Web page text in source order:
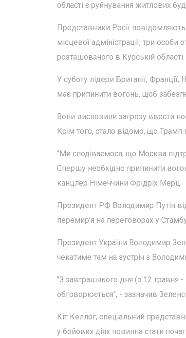
області є руйнування житлових
Представники Росії
місцевої адміністрації, три
розташованого в Курській області.
У суботу лідери Британії,
має припинити вогонь, щоб
Вони висловили загрозу ввести
Крім того, стало відомо, що Трамп
"Ми сподіваємося, що Москва
Спершу необхідно припинити
канцлер Німеччини Фрідріх Мерц.
Президент РФ Володимир Путін
перемир'я на переговорах у
Президент України Володимир
чекатиме там на зустріч з
"З завтрашнього дня (з 12 травня
обговорюється", - зазначив
Кіт Келлог, спеціальний
у бойових діях повинна стати